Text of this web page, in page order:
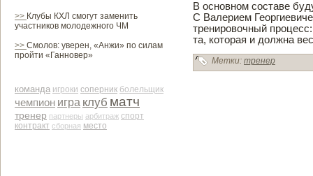
>> Клубы КХЛ смогут заменить
участников молодежного ЧМ
>> Смолов: уверен, «Анжи» по силам
пройти «Ганновер»
команда игроки соперник болельщик
чемпион игра клуб матч
тренер партнеры арби­траж спорт
контракт сборная место
В основном составе­
С Валерием
тренировочный
та, которая и должна
Метки: тренер